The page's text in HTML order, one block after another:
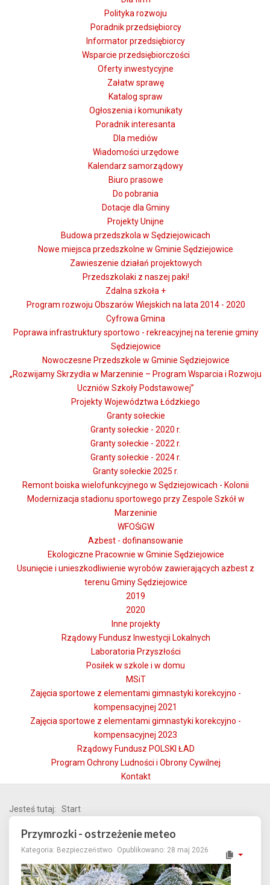
Polityka rozwoju
Poradnik przedsiębiorcy
Informator przedsiębiorcy
Wsparcie przedsiębiorczości
Oferty inwestycyjne
Załatw sprawę
Katalog spraw
Ogłoszenia i komunikaty
Poradnik interesanta
Dla mediów
Wiadomości urzędowe
Kalendarz samorządowy
Biuro prasowe
Do pobrania
Dotacje dla Gminy
Projekty Unijne
Budowa przedszkola w Sędziejowicach
Nowe miejsca przedszkolne w Gminie Sędziejowice
Zawieszenie działań projektowych
Przedszkolaki z naszej paki!
Zdalna szkoła +
Program rozwoju Obszarów Wiejskich na lata 2014 - 2020
Cyfrowa Gmina
Poprawa infrastruktury sportowo - rekreacyjnej na terenie gminy
Sędziejowice
Nowoczesne Przedszkole w Gminie Sędziejowice
„Rozwijamy Skrzydła w Marzeninie – Program Wsparcia i Rozwoju
Uczniów Szkoły Podstawowej”
Projekty Województwa Łódzkiego
Granty sołeckie
Granty sołeckie - 2020 r.
Granty sołeckie - 2022 r.
Granty sołeckie - 2024 r.
Granty sołeckie 2025 r.
Remont boiska wielofunkcyjnego w Sędziejowicach - Kolonii
Modernizacja stadionu sportowego przy Zespole Szkół w
Marzeninie
WFOŚiGW
Azbest - dofinansowanie
Ekologiczne Pracownie w Gminie Sędziejowice
Usunięcie i unieszkodliwienie wyrobów zawierających azbest z
terenu Gminy Sędziejowice
2019
2020
Inne projekty
Rządowy Fundusz Inwestycji Lokalnych
Laboratoria Przyszłości
Posiłek w szkole i w domu
MSiT
Zajęcia sportowe z elementami gimnastyki korekcyjno -
kompensacyjnej 2021
Zajęcia sportowe z elementami gimnastyki korekcyjno -
kompensacyjnej 2023
Rządowy Fundusz POLSKI ŁAD
Program Ochrony Ludności i Obrony Cywilnej
Kontakt
Jesteś tutaj: Start
Przymrozki - ostrzeżenie meteo
Kategoria: Bezpieczeństwo Opublikowano: 28 maj 2026